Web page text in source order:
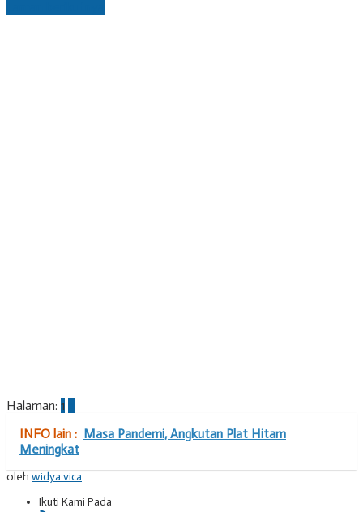
Halaman: 1
INFO lain : Masa Pandemi, Angkutan Plat Hitam
Meningkat
oleh widya vica
Ikuti Kami Pada